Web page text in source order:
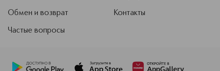
Обмен и возврат
Частые вопросы
Контакты